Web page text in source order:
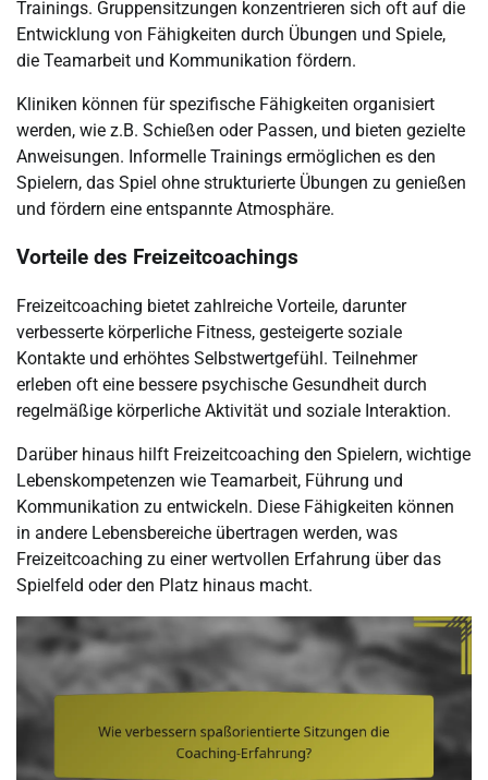
Trainings. Gruppensitzungen konzentrieren sich oft auf die
Entwicklung von Fähigkeiten durch Übungen und Spiele,
die Teamarbeit und Kommunikation fördern.
Kliniken können für spezifische Fähigkeiten organisiert
werden, wie z.B. Schießen oder Passen, und bieten gezielte
Anweisungen. Informelle Trainings ermöglichen es den
Spielern, das Spiel ohne strukturierte Übungen zu genießen
und fördern eine entspannte Atmosphäre.
Vorteile des Freizeitcoachings
Freizeitcoaching bietet zahlreiche Vorteile, darunter
verbesserte körperliche Fitness, gesteigerte soziale
Kontakte und erhöhtes Selbstwertgefühl. Teilnehmer
erleben oft eine bessere psychische Gesundheit durch
regelmäßige körperliche Aktivität und soziale Interaktion.
Darüber hinaus hilft Freizeitcoaching den Spielern, wichtige
Lebenskompetenzen wie Teamarbeit, Führung und
Kommunikation zu entwickeln. Diese Fähigkeiten können
in andere Lebensbereiche übertragen werden, was
Freizeitcoaching zu einer wertvollen Erfahrung über das
Spielfeld oder den Platz hinaus macht.